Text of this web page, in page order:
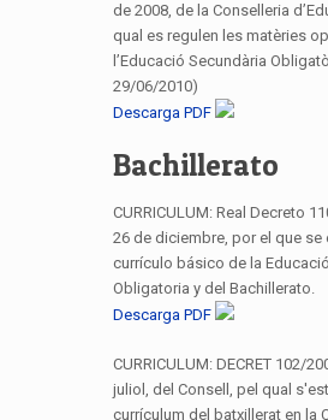
de 2008, de la Conselleria
qual es regulen les matèries
l’Educació Secundària
29/06/2010)
Descarga PDF
Bachillerato
CURRICULUM: Real Decreto
26 de diciembre, por el que se
currículo básico de la
Obligatoria y del Bachillerato.
Descarga PDF
CURRICULUM: DECRET 102/
juliol, del Consell, pel qual
currículum del batxillerat en la